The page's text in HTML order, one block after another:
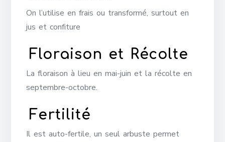
On l’utilise en frais ou transformé, surtout en
jus et confiture
Floraison et Récolte
La floraison à lieu en mai-juin et la récolte en
septembre-octobre.
Fertilité
Il est auto-fertile, un seul arbuste permet